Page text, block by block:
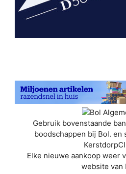
Gebruik bovenstaande
boodschappen bij Bol. en
Elke nieuwe aankoop weer
website van